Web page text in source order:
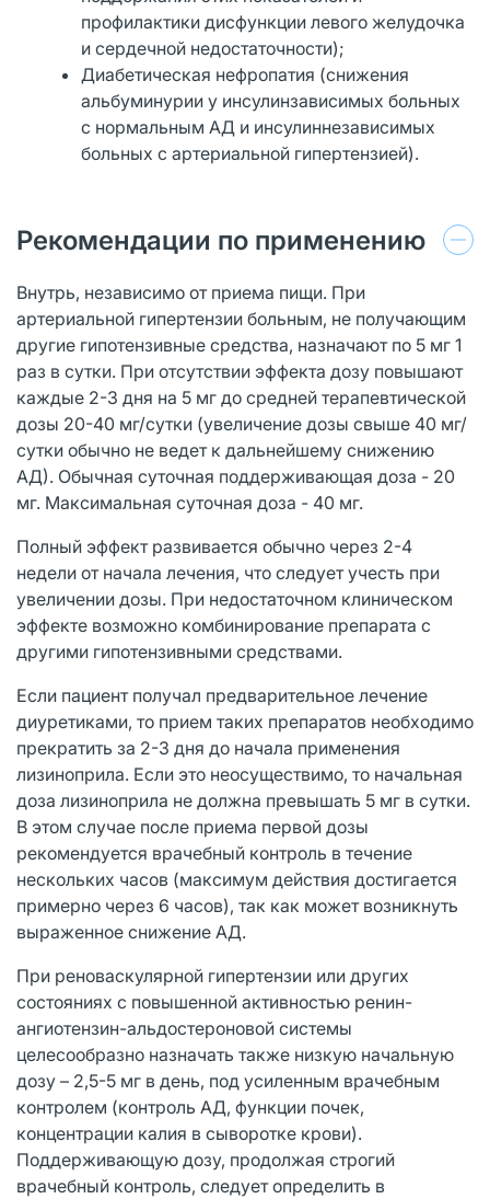
профилактики дисфункции левого желудочка
и сердечной недостаточности);
Диабетическая нефропатия (снижения
альбуминурии у инсулинзависимых больных
с нормальным АД и инсулиннезависимых
больных с артериальной гипертензией).
Рекомендации по применению
Внутрь, независимо от приема пищи. При
артериальной гипертензии больным, не получающим
другие гипотензивные средства, назначают по 5 мг 1
раз в сутки. При отсутствии эффекта дозу повышают
каждые 2-3 дня на 5 мг до средней терапевтической
дозы 20-40 мг/сутки (увеличение дозы свыше 40 мг/
сутки обычно не ведет к дальнейшему снижению
АД). Обычная суточная поддерживающая доза - 20
мг. Максимальная суточная доза - 40 мг.
Полный эффект развивается обычно через 2-4
недели от начала лечения, что следует учесть при
увеличении дозы. При недостаточном клиническом
эффекте возможно комбинирование препарата с
другими гипотензивными средствами.
Если пациент получал предварительное лечение
диуретиками, то прием таких препаратов необходимо
прекратить за 2-3 дня до начала применения
лизиноприла. Если это неосуществимо, то начальная
доза лизиноприла не должна превышать 5 мг в сутки.
В этом случае после приема первой дозы
рекомендуется врачебный контроль в течение
нескольких часов (максимум действия достигается
примерно через 6 часов), так как может возникнуть
выраженное снижение АД.
При реноваскулярной гипертензии или других
состояниях с повышенной активностью ренин-
ангиотензин-альдостероновой системы
целесообразно назначать также низкую начальную
дозу – 2,5-5 мг в день, под усиленным врачебным
контролем (контроль АД, функции почек,
концентрации калия в сыворотке крови).
Поддерживающую дозу, продолжая строгий
врачебный контроль, следует определить в